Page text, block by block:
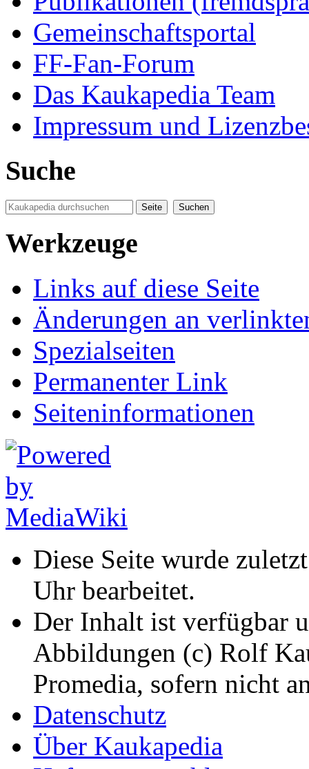
Gemeinschaftsportal
FF-Fan-Forum
Das Kaukapedia Team
Impressum und
Suche
Werkzeuge
Links auf diese Seite
Änderungen an
Spezialseiten
Permanenter Link
Seiten­informationen
Diese Seite wurde
Uhr bearbeitet.
Der Inhalt ist verfügbar
Abbildungen (c) Rolf
Promedia, sofern nicht
Datenschutz
Über Kaukapedia